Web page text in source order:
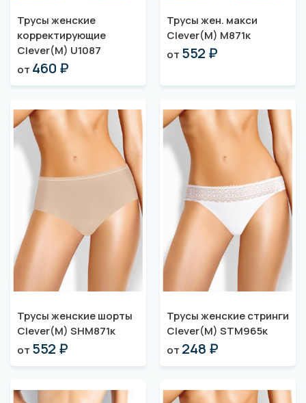
Трусы женские
корректирующие
Clever(M) U1087
от 460 ₽
Трусы жен. макси
Clever(M) M871к
от 552 ₽
Трусы женские шорты
Clever(M) SHM871к
от 552 ₽
Трусы женские стринги
Clever(M) STM965к
от 248 ₽